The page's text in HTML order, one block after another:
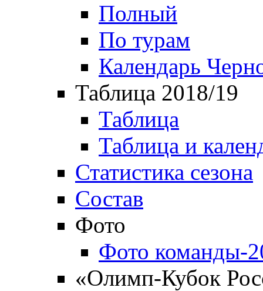
Полный
По турам
Календарь
Таблица 2018/19
Таблица
Таблица и
Статистика сезона
Состав
Фото
Фото команды-
«Олимп-Кубок